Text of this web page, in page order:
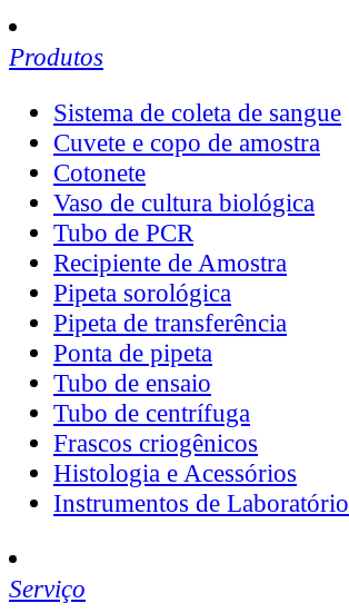
Produtos
Sistema de coleta de sangue
Cuvete e copo de amostra
Cotonete
Vaso de cultura biológica
Tubo de PCR
Recipiente de Amostra
Pipeta sorológica
Pipeta de transferência
Ponta de pipeta
Tubo de ensaio
Tubo de centrífuga
Frascos criogênicos
Histologia e Acessórios
Instrumentos de Laboratório
Serviço